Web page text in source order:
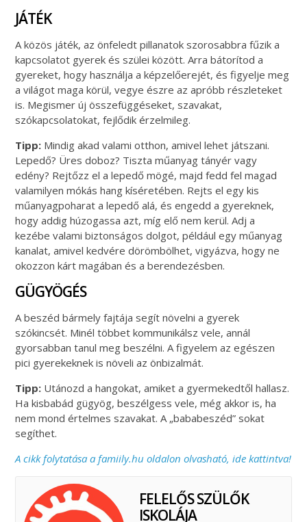
JÁTÉK
A közös játék, az önfeledt pillanatok szorosabbra fűzik a
kapcsolatot gyerek és szülei között. Arra bátorítod a
gyereket, hogy használja a képzelőerejét, és figyelje meg
a világot maga körül, vegye észre az apróbb részleteket
is. Megismer új összefüggéseket, szavakat,
szókapcsolatokat, fejlődik érzelmileg.
Tipp: Mindig akad valami otthon, amivel lehet játszani.
Lepedő? Üres doboz? Tiszta műanyag tányér vagy
edény? Rejtőzz el a lepedő mögé, majd fedd fel magad
valamilyen mókás hang kíséretében. Rejts el egy kis
műanyagpoharat a lepedő alá, és engedd a gyereknek,
hogy addig húzogassa azt, míg elő nem kerül. Adj a
kezébe valami biztonságos dolgot, például egy műanyag
kanalat, amivel kedvére dörömbölhet, vigyázva, hogy ne
okozzon kárt magában és a berendezésben.
GÜGYÖGÉS
A beszéd bármely fajtája segít növelni a gyerek
szókincsét. Minél többet kommunikálsz vele, annál
gyorsabban tanul meg beszélni. A figyelem az egészen
pici gyerekeknek is növeli az önbizalmát.
Tipp: Utánozd a hangokat, amiket a gyermekedtől hallasz.
Ha kisbabád gügyög, beszélgess vele, még akkor is, ha
nem mond értelmes szavakat. A „bababeszéd” sokat
segíthet.
A cikk folytatása a famiily.hu oldalon olvasható, ide kattintva!
FELELŐS SZÜLŐK
ISKOLÁJA